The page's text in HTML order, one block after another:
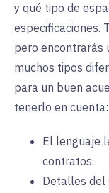
y qué tipo de
especificaciones.
pero encontrarás
muchos tipos
para un buen
tenerlo en cuenta:
El lenguaje
contratos.
Detalles del